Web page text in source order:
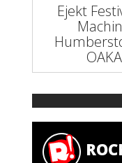
Ejekt